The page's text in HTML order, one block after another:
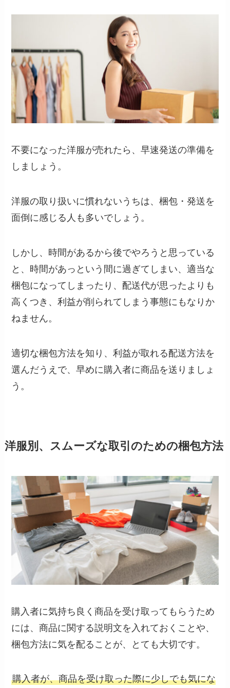
不要になった洋服が売れたら、早速発送の準備を
しましょう。
洋服の取り扱いに慣れないうちは、梱包・発送を
面倒に感じる人も多いでしょう。
しかし、時間があるから後でやろうと思っている
と、時間があっという間に過ぎてしまい、適当な
梱包になってしまったり、配送代が思ったよりも
高くつき、利益が削られてしまう事態にもなりか
ねません。
適切な梱包方法を知り、利益が取れる配送方法を
選んだうえで、早めに購入者に商品を送りましょ
う。
洋服別、スムーズな取引のための梱包方法
購入者に気持ち良く商品を受け取ってもらうため
には、商品に関する説明文を入れておくことや、
梱包方法に気を配ることが、とても大切です。
購入者が、商品を受け取った際に少しでも気にな